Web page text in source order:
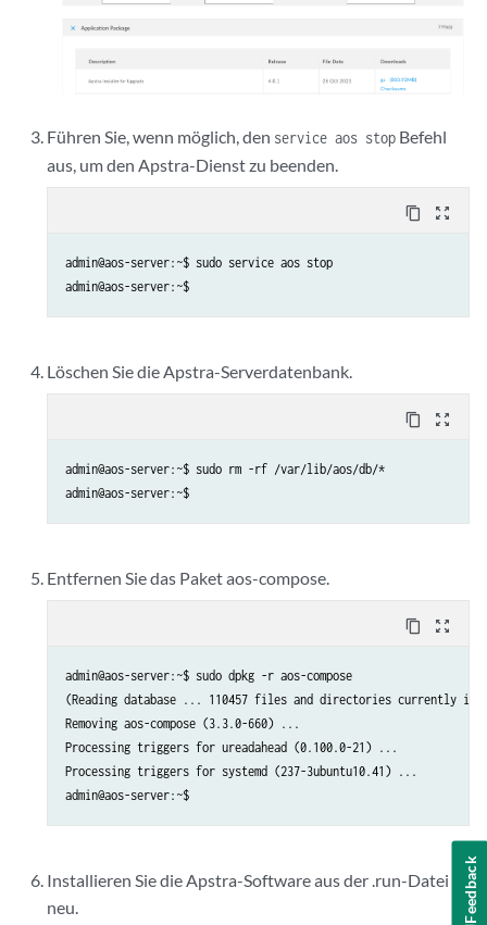
Führen Sie, wenn möglich, den service aos stop Befehl
aus, um den Apstra-Dienst zu beenden.
content_copy zoom_out_map
admin@aos-server:~$ sudo service aos stop
admin@aos-server:~$
Löschen Sie die Apstra-Serverdatenbank.
content_copy zoom_out_map
admin@aos-server:~$ sudo rm -rf /var/lib/aos/db/*
admin@aos-server:~$
Entfernen Sie das Paket aos-compose.
content_copy zoom_out_map
admin@aos-server:~$ sudo dpkg -r aos-compose
(Reading database ... 110457 files and directories currently
Removing aos-compose (3.3.0-660) ...
Processing triggers for ureadahead (0.100.0-21) ...
Processing triggers for systemd (237-3ubuntu10.41) ...
admin@aos-server:~$
Installieren Sie die Apstra-Software aus der .run-Datei
neu.
Feedback